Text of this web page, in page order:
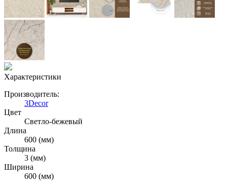
Характеристики
Производитель:
3Decor
Цвет
Cветло-бежевый
Длина
600 (мм)
Толщина
3 (мм)
Ширина
600 (мм)